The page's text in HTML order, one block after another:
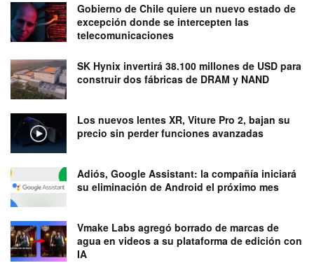
Gobierno de Chile quiere un nuevo estado de
excepción donde se intercepten las
telecomunicaciones
SK Hynix invertirá 38.100 millones de USD para
construir dos fábricas de DRAM y NAND
Los nuevos lentes XR, Viture Pro 2, bajan su
precio sin perder funciones avanzadas
Adiós, Google Assistant: la compañía iniciará
su eliminación de Android el próximo mes
Vmake Labs agregó borrado de marcas de
agua en videos a su plataforma de edición con
IA